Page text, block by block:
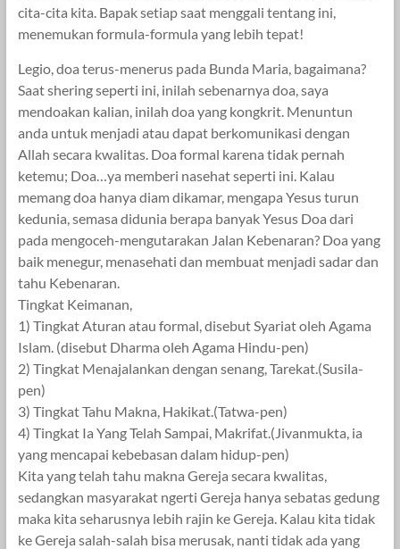
cita-cita kita. Bapak setiap saat menggali tentang ini,
menemukan formula-formula yang lebih tepat!
Legio, doa terus-menerus pada Bunda Maria, bagaimana?
Saat shering seperti ini, inilah sebenarnya doa, saya
mendoakan kalian, inilah doa yang kongkrit. Menuntun
anda untuk menjadi atau dapat berkomunikasi dengan
Allah secara kwalitas. Doa formal karena tidak pernah
ketemu; Doa…ya memberi nasehat seperti ini. Kalau
memang doa hanya diam dikamar, mengapa Yesus turun
kedunia, semasa didunia berapa banyak Yesus Doa dari
pada mengoceh-mengutarakan Jalan Kebenaran? Doa yang
baik menegur, menasehati dan membuat menjadi sadar dan
tahu Kebenaran.
Tingkat Keimanan,
1) Tingkat Aturan atau formal, disebut Syariat oleh Agama
Islam. (disebut Dharma oleh Agama Hindu-pen)
2) Tingkat Menajalankan dengan senang, Tarekat.(Susila-
pen)
3) Tingkat Tahu Makna, Hakikat.(Tatwa-pen)
4) Tingkat Ia Yang Telah Sampai, Makrifat.(Jivanmukta, ia
yang mencapai kebebasan dalam hidup-pen)
Kita yang telah tahu makna Gereja secara kwalitas,
sedangkan masyarakat ngerti Gereja hanya sebatas gedung
maka kita seharusnya lebih rajin ke Gereja. Kalau kita tidak
ke Gereja salah-salah bisa merusak, nanti tidak ada yang